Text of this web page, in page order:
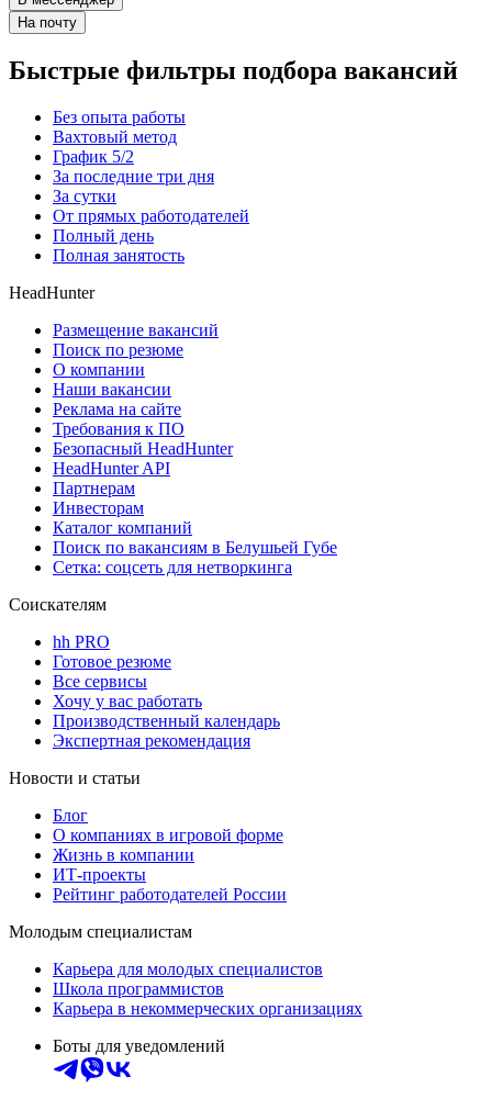
На почту
Быстрые фильтры подбора вакансий
Без опыта работы
Вахтовый метод
График 5/2
За последние три дня
За сутки
От прямых работодателей
Полный день
Полная занятость
HeadHunter
Размещение вакансий
Поиск по резюме
О компании
Наши вакансии
Реклама на сайте
Требования к ПО
Безопасный HeadHunter
HeadHunter API
Партнерам
Инвесторам
Каталог компаний
Поиск по вакансиям в Белушьей Губе
Сетка: соцсеть для нетворкинга
Соискателям
hh PRO
Готовое резюме
Все сервисы
Хочу у вас работать
Производственный календарь
Экспертная рекомендация
Новости и статьи
Блог
О компаниях в игровой форме
Жизнь в компании
ИТ-проекты
Рейтинг работодателей России
Молодым специалистам
Карьера для молодых специалистов
Школа программистов
Карьера в некоммерческих организациях
Боты для уведомлений